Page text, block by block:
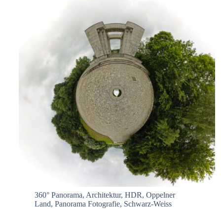
360° Panorama, Architektur, HDR, Oppelner
Land, Panorama Fotografie, Schwarz-Weiss